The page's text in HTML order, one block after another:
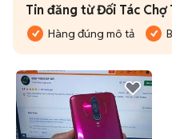
Tin đăng từ Đối Tác Chợ
Hàng đúng mô tả